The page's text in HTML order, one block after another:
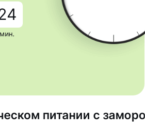
мин.
питании с